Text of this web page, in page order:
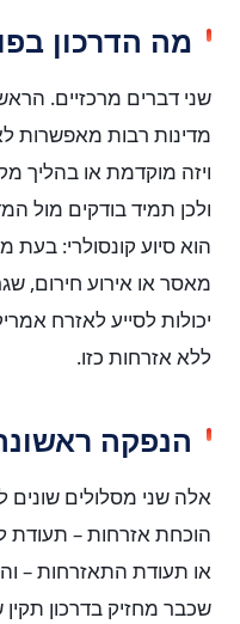
מה הדרכון
שני דברים מרכזיים.
מדינות רבות מאפשרות
ויזה מוקדמת או בהליך
ולכן תמיד בודקים מול
הוא סיוע קונסולרי:
מאסר או אירוע חירום,
יכולות לסייע לאזרח
ללא אזרחות כזו.
הנפקה
אלה שני מסלולים שונים
הוכחת אזרחות – תעודת
או תעודת התאזרחות –
שכבר מחזיק בדרכון